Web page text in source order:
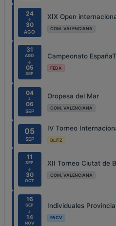
24
↓
30
AGO
XIX Open
COM. VALENCIANA
31
AGO
↓
05
SEP
Campeonato
FEDA
04
↓
06
SEP
Oropesa del Mar
COM. VALENCIANA
05
SEP
IV Torneo
BLITZ
11
SEP
↓
30
OCT
XII Torneo Ciutat de
COM. VALENCIANA
16
SEP
↓
14
NOV
Individuales
FACV